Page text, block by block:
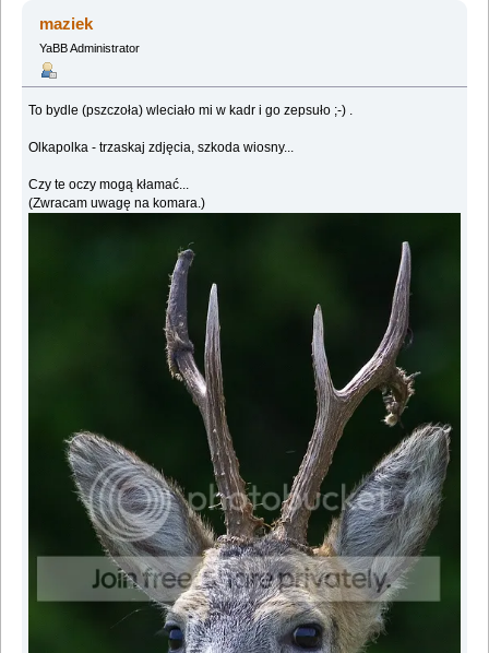
maziek
YaBB Administrator
To bydle (pszczoła) wleciało mi w kadr i go zepsuło ;-) .
Olkapolka - trzaskaj zdjęcia, szkoda wiosny...
Czy te oczy mogą kłamać...
(Zwracam uwagę na komara.)